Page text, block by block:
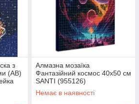
з
(AB)
Алмазна мозаїка
Фантазійний космос 40х50 см
SANTI (955126)
Немає в наявності